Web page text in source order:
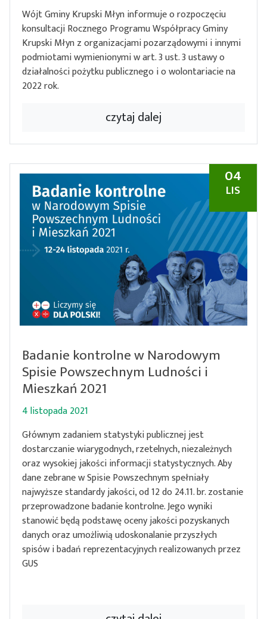
Wójt Gminy Krupski Młyn informuje o rozpoczęciu
konsultacji Rocznego Programu Współpracy Gminy
Krupski Młyn z organizacjami pozarządowymi i innymi
podmiotami wymienionymi w art. 3 ust. 3 ustawy o
działalności pożytku publicznego i o wolontariacie na
2022 rok.
czytaj dalej
04
LIS
Badanie kontrolne w Narodowym
Spisie Powszechnym Ludności i
Mieszkań 2021
4 listopada 2021
Głównym zadaniem statystyki publicznej jest
dostarczanie wiarygodnych, rzetelnych, niezależnych
oraz wysokiej jakości informacji statystycznych. Aby
dane zebrane w Spisie Powszechnym spełniały
najwyższe standardy jakości, od 12 do 24.11. br. zostanie
przeprowadzone badanie kontrolne. Jego wyniki
stanowić będą podstawę oceny jakości pozyskanych
danych oraz umożliwią udoskonalanie przyszłych
spisów i badań reprezentacyjnych realizowanych przez
GUS